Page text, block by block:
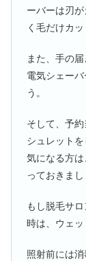
ーバーは刃
く毛だけカッ
また、手の
電気シェー
う。
そして、予
シュレット
気になる方
っておきまし
もし脱毛サ
時は、ウェッ
照射前には